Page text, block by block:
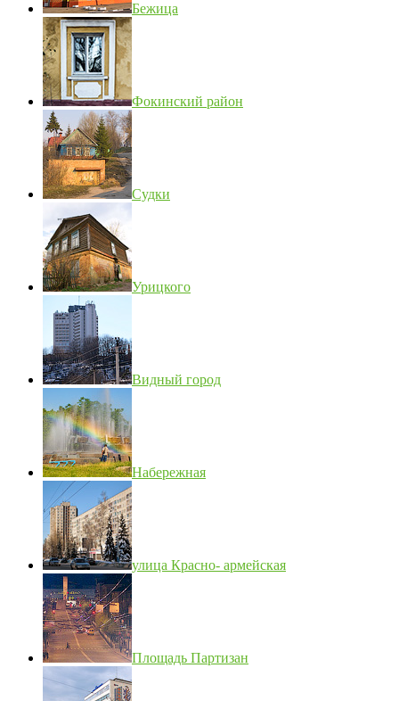
Бежица
Фокинский район
Судки
Урицкого
Видный город
Набережная
улица Красно- армейская
Площадь Партизан